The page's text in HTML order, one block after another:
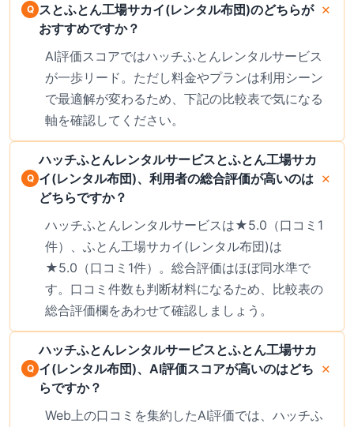
スとふとん工場サカイ(レンタル布団)のどちらが
おすすめですか？
AI評価スコアではハッチふとんレンタルサービス
が一歩リード。ただし料金やプランは利用シーン
で最適解が変わるため、下記の比較表で気になる
軸を確認してください。
ハッチふとんレンタルサービスとふとん工場サカ
イ(レンタル布団)、利用者の総合評価が高いのは
どちらですか？
ハッチふとんレンタルサービスは★5.0（口コミ1
件）、ふとん工場サカイ(レンタル布団)は
★5.0（口コミ1件）。総合評価はほぼ同水準で
す。口コミ件数も判断材料になるため、比較表の
総合評価欄をあわせて確認しましょう。
ハッチふとんレンタルサービスとふとん工場サカ
イ(レンタル布団)、AI評価スコアが高いのはどち
らですか？
Web上の口コミを集約したAI評価では、ハッチふ